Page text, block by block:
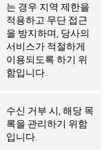
는 경우 지역 제한을
적용하고 무단 접근
을 방지하며, 당사의
서비스가 적절하게
이용되도록 하기 위
함입니다.
수신 거부 시, 해당 목
록을 관리하기 위함
입니다.